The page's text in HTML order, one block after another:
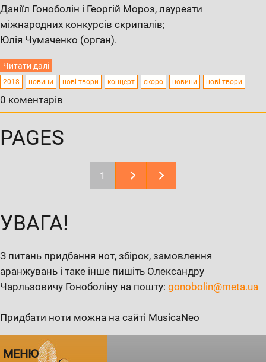
Даніїл Гоноболін і Георгій Мороз, лауреати
міжнародних конкурсів скрипалів;
Юлія Чумаченко (орган).
Читати далі
2018 новини нові твори концерт скоро новини нові твори
0 коментарів
PAGES
1
УВАГА!
З питань придбання нот, збірок, замовлення
аранжувань і таке інше пишіть Олександру
Чарльзовичу Гоноболіну на пошту: gonobolin@meta.ua
Придбати ноти можна на сайті MusicaNeo
МЕНЮ